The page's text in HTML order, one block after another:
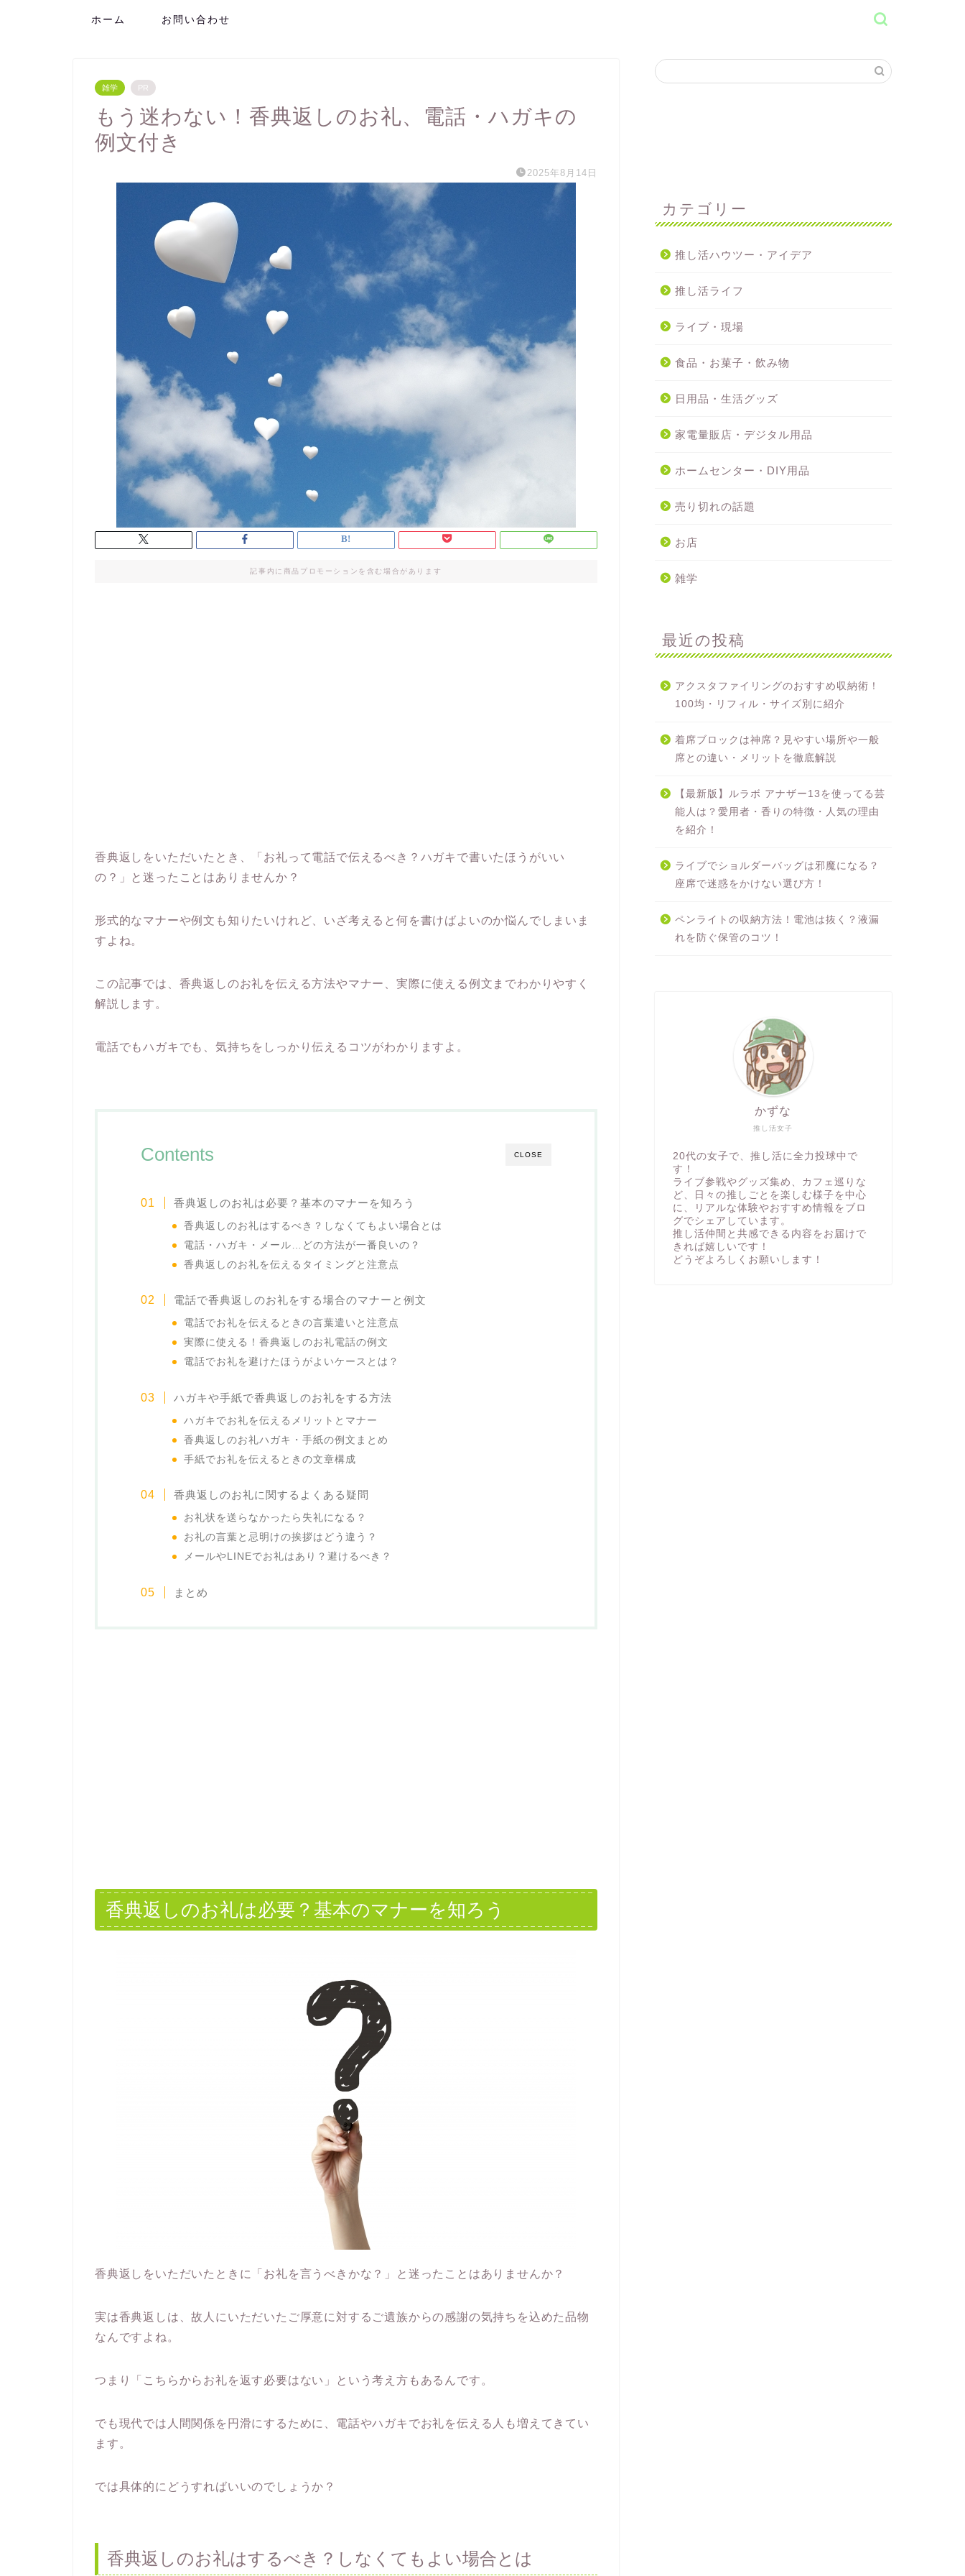
ホーム お問い合わせ
雑学 PR
もう迷わない！香典返しのお礼、電話・ハガキの
例文付き
2025年8月14日
記事内に商品プロモーションを含む場合があります
香典返しをいただいたとき、「お礼って電話で伝えるべき？ハガキで書いたほうがいい
の？」と迷ったことはありませんか？
形式的なマナーや例文も知りたいけれど、いざ考えると何を書けばよいのか悩んでしまいま
すよね。
この記事では、香典返しのお礼を伝える方法やマナー、実際に使える例文までわかりやすく
解説します。
電話でもハガキでも、気持ちをしっかり伝えるコツがわかりますよ。
CLOSE
Contents
香典返しのお礼は必要？基本のマナーを知ろう
香典返しのお礼はするべき？しなくてもよい場合とは
電話・ハガキ・メール…どの方法が一番良いの？
香典返しのお礼を伝えるタイミングと注意点
電話で香典返しのお礼をする場合のマナーと例文
電話でお礼を伝えるときの言葉遣いと注意点
実際に使える！香典返しのお礼電話の例文
電話でお礼を避けたほうがよいケースとは？
ハガキや手紙で香典返しのお礼をする方法
ハガキでお礼を伝えるメリットとマナー
香典返しのお礼ハガキ・手紙の例文まとめ
手紙でお礼を伝えるときの文章構成
香典返しのお礼に関するよくある疑問
お礼状を送らなかったら失礼になる？
お礼の言葉と忌明けの挨拶はどう違う？
メールやLINEでお礼はあり？避けるべき？
まとめ
香典返しのお礼は必要？基本のマナーを知ろう
香典返しをいただいたときに「お礼を言うべきかな？」と迷ったことはありませんか？
実は香典返しは、故人にいただいたご厚意に対するご遺族からの感謝の気持ちを込めた品物
なんですよね。
つまり「こちらからお礼を返す必要はない」という考え方もあるんです。
でも現代では人間関係を円滑にするために、電話やハガキでお礼を伝える人も増えてきてい
ます。
では具体的にどうすればいいのでしょうか？
香典返しのお礼はするべき？しなくてもよい場合とは
カテゴリー
推し活ハウツー・アイデア
推し活ライフ
ライブ・現場
食品・お菓子・飲み物
日用品・生活グッズ
家電量販店・デジタル用品
ホームセンター・DIY用品
売り切れの話題
お店
雑学
最近の投稿
アクスタファイリングのおすすめ収納術！
100均・リフィル・サイズ別に紹介
着席ブロックは神席？見やすい場所や一般
席との違い・メリットを徹底解説
【最新版】ルラボ アナザー13を使ってる芸
能人は？愛用者・香りの特徴・人気の理由
を紹介！
ライブでショルダーバッグは邪魔になる？
座席で迷惑をかけない選び方！
ペンライトの収納方法！電池は抜く？液漏
れを防ぐ保管のコツ！
推し活女子
かずな
20代の女子で、推し活に全力投球中で
す！
ライブ参戦やグッズ集め、カフェ巡りな
ど、日々の推しごとを楽しむ様子を中心
に、リアルな体験やおすすめ情報をブロ
グでシェアしています。
推し活仲間と共感できる内容をお届けで
きれば嬉しいです！
どうぞよろしくお願いします！